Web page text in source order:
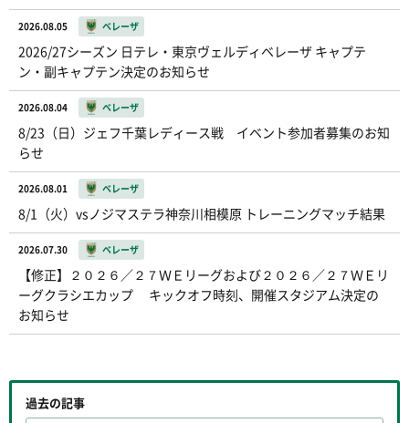
2026.08.05 ベレーザ
2026/27シーズン 日テレ・東京ヴェルディベレーザ キャプテ
ン・副キャプテン決定のお知らせ
2026.08.04 ベレーザ
8/23（日）ジェフ千葉レディース戦 イベント参加者募集のお知
らせ
2026.08.01 ベレーザ
8/1（火）vsノジマステラ神奈川相模原 トレーニングマッチ結果
2026.07.30 ベレーザ
【修正】２０２６／２７ＷＥリーグおよび２０２６／２７ＷＥリ
ーグクラシエカップ キックオフ時刻、開催スタジアム決定の
お知らせ
過去の記事